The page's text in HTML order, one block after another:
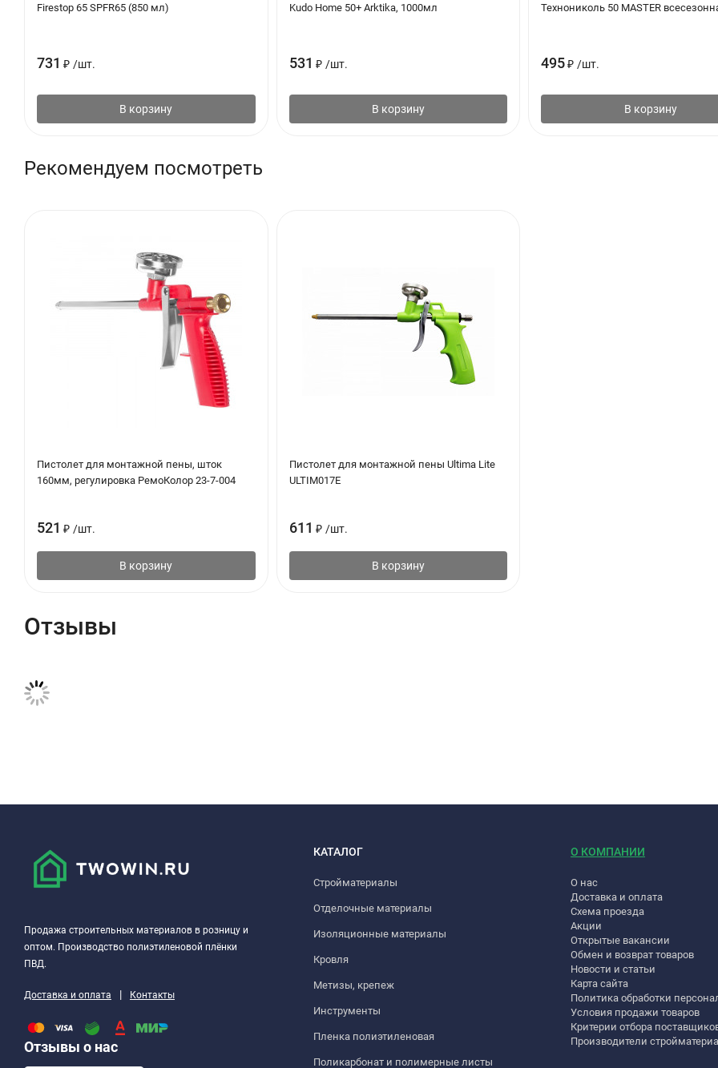
Firestop 65 SPFR65 (850 мл)
731 ₽ /шт.
В корзину
Kudo Home 50+ Arktika, 1000мл
531 ₽ /шт.
В корзину
Технониколь 50 MASTER
495 ₽ /шт.
В корзину
Рекомендуем посмотреть
Пистолет для монтажной пены, шток
160мм, регулировка РемоКолор 23-7-004
521 ₽ /шт.
В корзину
Пистолет для монтажной пены Ultima Lite
ULTIM017E
611 ₽ /шт.
В корзину
Отзывы
Продажа строительных материалов в розницу и
оптом. Производство полиэтиленовой плёнки
ПВД.
Доставка и оплата | Контакты
Отзывы о нас
КАТАЛОГ
Стройматериалы
Отделочные материалы
Изоляционные материалы
Кровля
Метизы, крепеж
Инструменты
Пленка полиэтиленовая
Поликарбонат и полимерные листы
О КОМПАНИИ
О нас
Доставка и оплата
Схема проезда
Акции
Открытые вакансии
Обмен и возврат товаров
Новости и статьи
Карта сайта
Политика обработки
Условия продажи товаров
Критерии отбора
Производители